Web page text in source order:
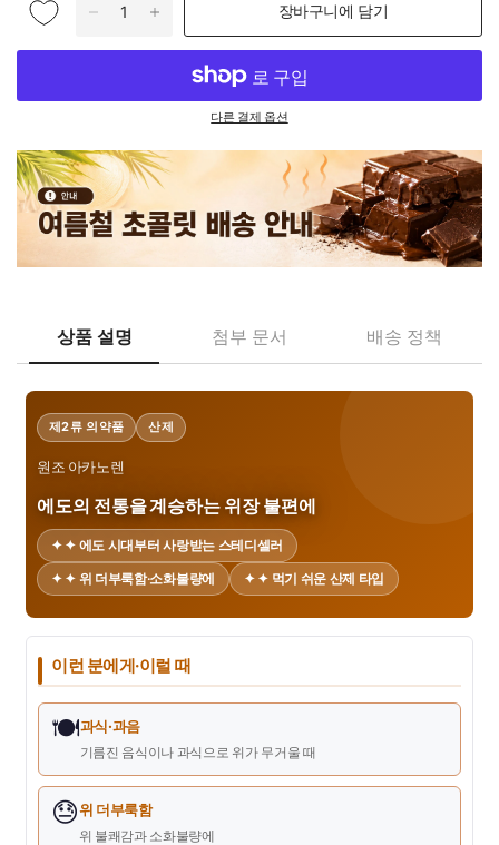
장바구니에 담기
다른 결제 옵션
상품 설명 첨부 문서 배송 정책
제2류 의약품 산제
원조 아카노렌
에도의 전통을 계승하는 위장 불편에
✦ ✦ 에도 시대부터 사랑받는 스테디셀러
✦ ✦ 위 더부룩함·소화불량에
✦ ✦ 먹기 쉬운 산제 타입
이런 분에게·이럴 때
🍽️과식·과음
기름진 음식이나 과식으로 위가 무거울 때
😓위 더부룩함
위 불쾌감과 소화불량에